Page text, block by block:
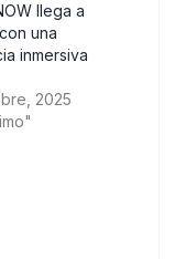
llega a
una
inmersiva
2025